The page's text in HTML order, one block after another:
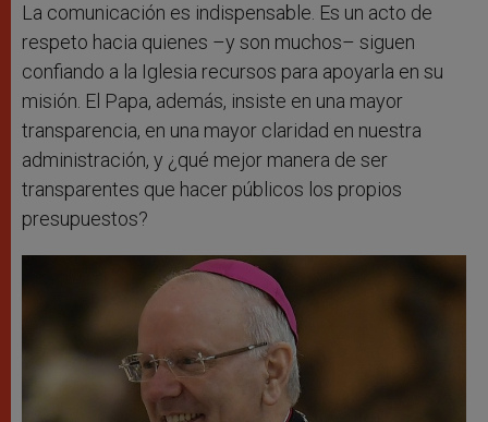
La comunicación es indispensable. Es un acto de
respeto hacia quienes –y son muchos– siguen
confiando a la Iglesia recursos para apoyarla en su
misión. El Papa, además, insiste en una mayor
transparencia, en una mayor claridad en nuestra
administración, y ¿qué mejor manera de ser
transparentes que hacer públicos los propios
presupuestos?